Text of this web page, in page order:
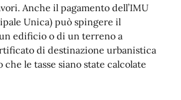
Anche il pagamento dell’IMU
Unica) può spingere il
edificio o di un terreno a
di destinazione urbanistica
che le tasse siano state calcolate